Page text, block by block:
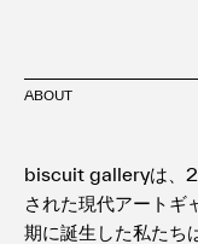
ABOUT
biscuit galleryは、
された現代アートギ
期に誕生した私たち